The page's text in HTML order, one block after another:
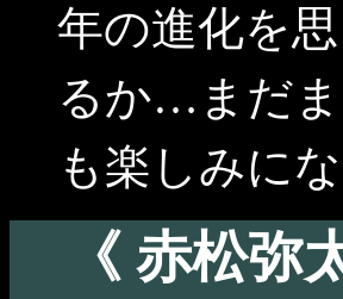
年の進化を
るか…まだま
も楽しみに
《 赤松弥